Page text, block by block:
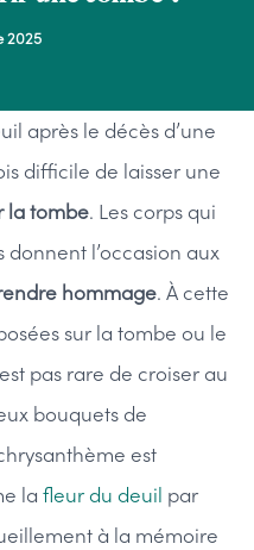
2025
après le décès d’une
difficile de laisser une
la tombe. Les corps qui
l’occasion aux
hommage. À cette
sur la tombe ou le
pas rare de croiser au
bouquets de
est
la fleur du deuil par
à la mémoire